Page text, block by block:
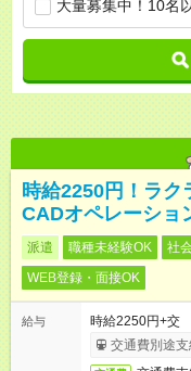
大量募集中！10名
時給2250円！ラク
CADオペレーショ
派遣 職種未経験OK 社
WEB登録・面接OK
給与
時給2250円+交
交通費別途支